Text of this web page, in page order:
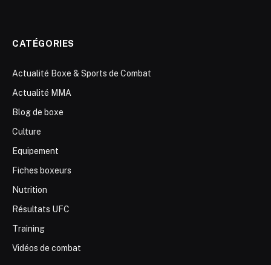
CATÉGORIES
Actualité Boxe & Sports de Combat
Actualité MMA
Blog de boxe
Culture
Equipement
Fiches boxeurs
Nutrition
Résultats UFC
Training
Vidéos de combat